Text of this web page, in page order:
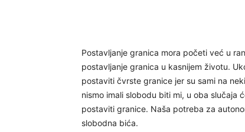
Postavljanje granica mora početi već u
postavljanje granica u kasnijem životu.
postaviti čvrste granice jer su sami na
nismo imali slobodu biti mi, u oba slučaja
postaviti granice. Naša potreba za
slobodna bića.